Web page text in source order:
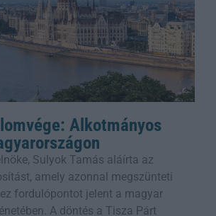
Alkotmányos
Sulyok Tamás aláírta az
amely azonnal megszünteti
fordulópontot jelent a magyar
A döntés a Tisza Párt